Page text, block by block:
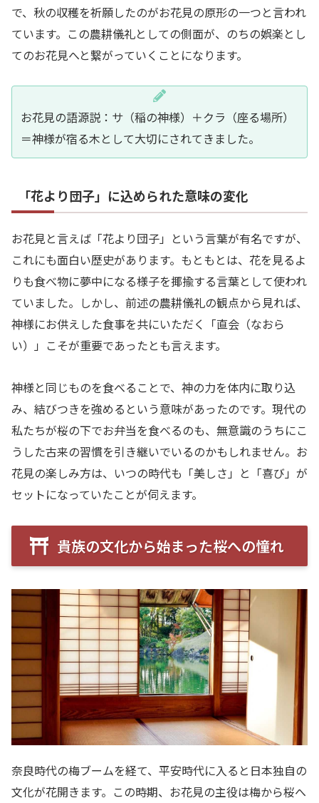
で、秋の収穫を祈願したのがお花見の原形の一つと言われ
ています。この農耕儀礼としての側面が、のちの娯楽とし
てのお花見へと繋がっていくことになります。
お花見の語源説：サ（稲の神様）＋クラ（座る場所）
＝神様が宿る木として大切にされてきました。
「花より団子」に込められた意味の変化
お花見と言えば「花より団子」という言葉が有名ですが、
これにも面白い歴史があります。もともとは、花を見るよ
りも食べ物に夢中になる様子を揶揄する言葉として使われ
ていました。しかし、前述の農耕儀礼の観点から見れば、
神様にお供えした食事を共にいただく「直会（なおら
い）」こそが重要であったとも言えます。
神様と同じものを食べることで、神の力を体内に取り込
み、結びつきを強めるという意味があったのです。現代の
私たちが桜の下でお弁当を食べるのも、無意識のうちにこ
うした古来の習慣を引き継いでいるのかもしれません。お
花見の楽しみ方は、いつの時代も「美しさ」と「喜び」が
セットになっていたことが伺えます。
貴族の文化から始まった桜への憧れ
奈良時代の梅ブームを経て、平安時代に入ると日本独自の
文化が花開きます。この時期、お花見の主役は梅から桜へ